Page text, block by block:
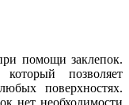
помощи заклепок.
позволяет
поверхностях.